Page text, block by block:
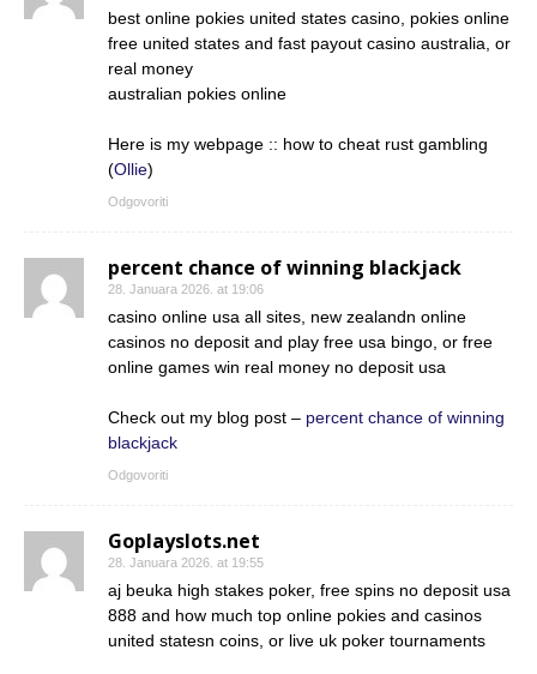
best online pokies united states casino, pokies online
free united states and fast payout casino australia, or
real money
australian pokies online
Here is my webpage :: how to cheat rust gambling
(Ollie)
Odgovoriti
percent chance of winning blackjack
28. Januara 2026. at 19:06
casino online usa all sites, new zealandn online
casinos no deposit and play free usa bingo, or free
online games win real money no deposit usa
Check out my blog post – percent chance of winning
blackjack
Odgovoriti
Goplayslots.net
28. Januara 2026. at 19:55
aj beuka high stakes poker, free spins no deposit usa
888 and how much top online pokies and casinos
united statesn coins, or live uk poker tournaments